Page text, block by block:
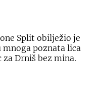
Split obilježio je
poznata lica
Drniš bez mina.